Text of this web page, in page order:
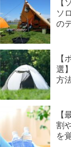
ソ
の
【
選
方
【
割
を